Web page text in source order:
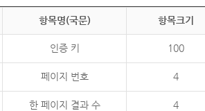
항목명(국문) 항목크기
인증 키 100
페이지 번호 4
한 페이지 결과 수 4